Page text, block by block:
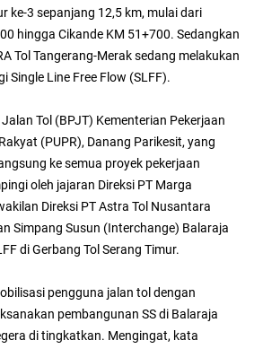
ke-3 sepanjang 12,5 km, mulai dari
hingga Cikande KM 51+700. Sedangkan
Tol Tangerang-Merak sedang melakukan
Single Line Free Flow (SLFF).
Tol (BPJT) Kementerian Pekerjaan
(PUPR), Danang Parikesit, yang
ke semua proyek pekerjaan
oleh jajaran Direksi PT Marga
Direksi PT Astra Tol Nusantara
Simpang Susun (Interchange) Balaraja
di Gerbang Tol Serang Timur.
pengguna jalan tol dengan
pembangunan SS di Balaraja
di tingkatkan. Mengingat, kata